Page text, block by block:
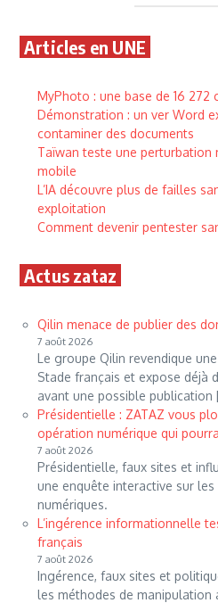
Articles en UNE
MyPhoto : une base de 16 272
Démonstration : un ver Word
contaminer des documents
Taïwan teste une perturbation
mobile
L’IA découvre plus de failles
exploitation
Comment devenir pentester
Actus zataz
Qilin menace de publier des
7 août 2026
Le groupe Qilin revendique
Stade français et expose déjà
avant une possible publication
Présidentielle : ZATAZ vous
opération numérique qui
7 août 2026
Présidentielle, faux sites et
une enquête interactive sur
numériques.
L’ingérence informationnelle
français
7 août 2026
Ingérence, faux sites et
les méthodes de manipulation